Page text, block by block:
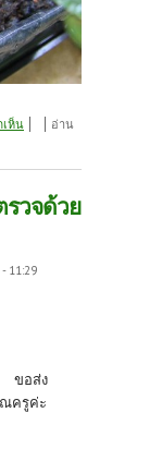
เห็น
อ่าน
วจด้วย
11:29
ขอส่ง
ครูค่ะ